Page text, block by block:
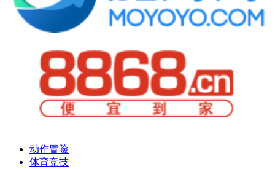
动作冒险
体育竞技